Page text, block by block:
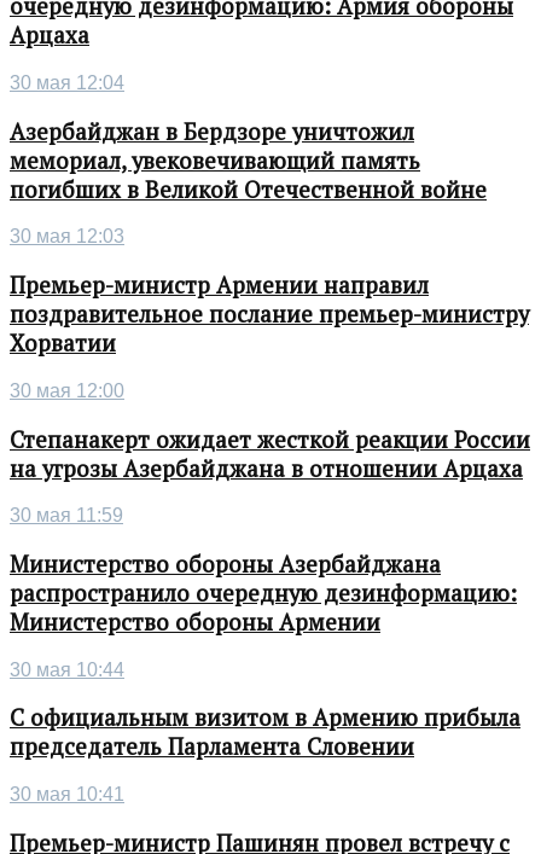
очередную дезинформацию: Армия обороны
Арцаха
30 мая 12:04
Азербайджан в Бердзоре уничтожил
мемориал, увековечивающий память
погибших в Великой Отечественной войне
30 мая 12:03
Премьер-министр Армении направил
поздравительное послание премьер-министру
Хорватии
30 мая 12:00
Степанакерт ожидает жесткой реакции России
на угрозы Азербайджана в отношении Арцаха
30 мая 11:59
Министерство обороны Азербайджана
распространило очередную дезинформацию:
Министерство обороны Армении
30 мая 10:44
С официальным визитом в Армению прибыла
председатель Парламента Словении
30 мая 10:41
Премьер-министр Пашинян провел встречу с